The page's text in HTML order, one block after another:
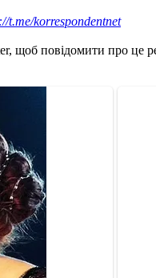
t.me/korrespondentnet
щоб повідомити про це